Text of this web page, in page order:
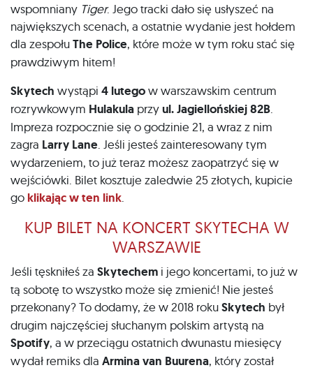
wspomniany Tiger. Jego tracki dało się usłyszeć na
największych scenach, a ostatnie wydanie jest hołdem
dla zespołuThe Police, które może w tym roku stać się
prawdziwym hitem!
Skytech wystąpi 4 lutegow warszawskim centrum
rozrywkowym Hulakula przyul. Jagiellońskiej 82B
Impreza rozpocznie się o godzinie 21, a wraz z nim
zagra Larry Lane . Jeśli jesteś zainteresowany tym
wydarzeniem, to już teraz możesz zaopatrzyć się w
wejściówki. Bilet kosztuje zaledwie 25 złotych, kupicie
go klikając w ten link
KUP BILET NA KONCERT SKYTECHA W
WARSZAWIE
Jeśli tęskniłeś za Skytechem i jego koncertami, to już w
tą sobotę to wszystko może się zmienić! Nie jesteś
przekonany? To dodamy, że w 2018 rokuSkytech był
drugim najczęściej słuchanym polskim artystą na
Spotify, a w przeciągu ostatnich dwunastu miesięcy
wydał remiks dla Armina van Buurena, który został